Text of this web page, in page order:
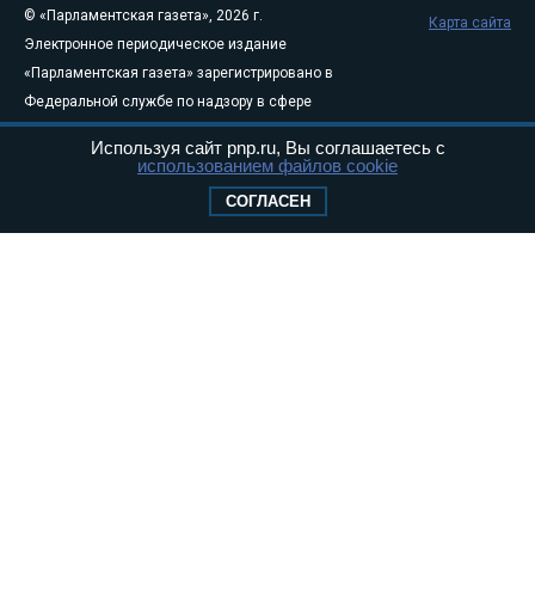
© «Парламентская газета», 2026 г.
Электронное периодическое издание
«Парламентская газета» зарегистрировано в
Федеральной службе по надзору в сфере
связи, информационных технологий и
массовых коммуникаций (Роскомнадзор) 05
Свидетельство о регистрации Эл № ФС77-
Карта сайта
Используя сайт pnp.ru, Вы соглашаетесь с
использованием файлов cookie
СОГЛАСЕН